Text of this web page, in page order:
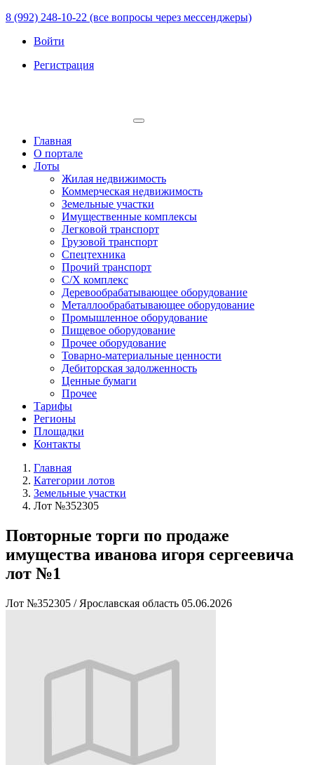
8 (992) 248-10-22 (все вопросы через мессенджеры)
Войти
Регистрация
Главная
О портале
Лоты
Жилая недвижимость
Коммерческая недвижимость
Земельные участки
Имущественные комплексы
Легковой транспорт
Грузовой транспорт
Спецтехника
Прочий транспорт
С/Х комплекс
Деревообрабатывающее оборудование
Металлообрабатывающее оборудование
Промышленное оборудование
Пищевое оборудование
Прочее оборудование
Товарно-материальные ценности
Дебиторская задолженность
Ценные бумаги
Прочее
Тарифы
Регионы
Площадки
Контакты
Главная
Категории лотов
Земельные участки
Лот №352305
Повторные торги по продаже
имущества иванова игоря сергеевича
лот №1
Лот №352305 / Ярославская область 05.06.2026